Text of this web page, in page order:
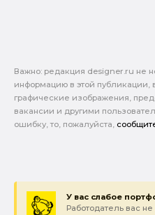
Важно: pедакция designer.ru не
информацию в этой публикации,
графические изображения,
вакансии и другими
ошибку, то, пожалуйста,
У вас слабое
Работодатель вас